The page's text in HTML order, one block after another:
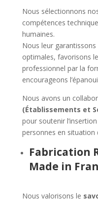
Nous sélectionnons
compétences
humaines.
Nous leur
optimales, favorisons
professionnel par la
encourageons
Nous avons un
(Établissements et
pour soutenir
personnes en situation
Fabrication
Made in
Nous valorisons le